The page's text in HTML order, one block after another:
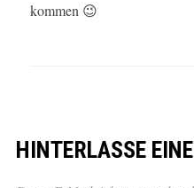
kommen 😉
HINTERLASSE